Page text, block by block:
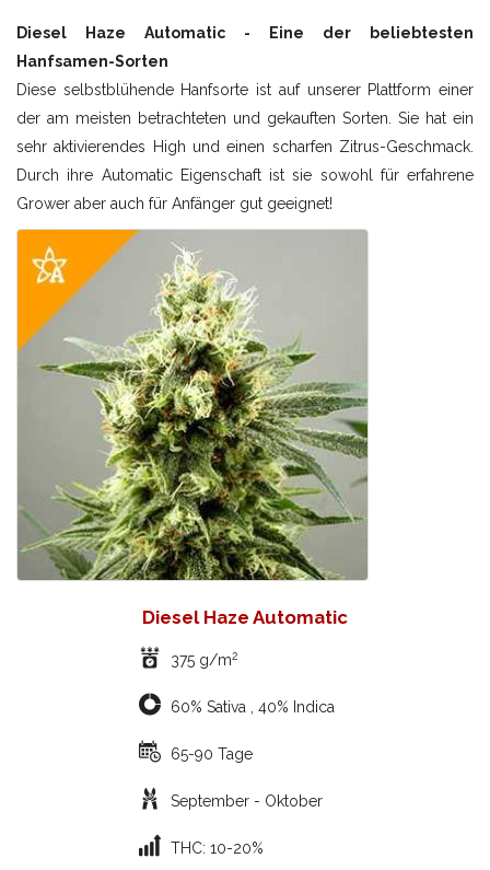
Diesel Haze Automatic - Eine der beliebtesten
Hanfsamen-Sorten
Diese selbstblühende Hanfsorte ist auf unserer Plattform einer
der am meisten betrachteten und gekauften Sorten. Sie hat ein
sehr aktivierendes High und einen scharfen Zitrus-Geschmack.
Durch ihre Automatic Eigenschaft ist sie sowohl für erfahrene
Grower aber auch für Anfänger gut geeignet!
Diesel Haze Automatic
375 g/m2
60% Sativa , 40% Indica
65-90 Tage
September - Oktober
THC: 10-20%